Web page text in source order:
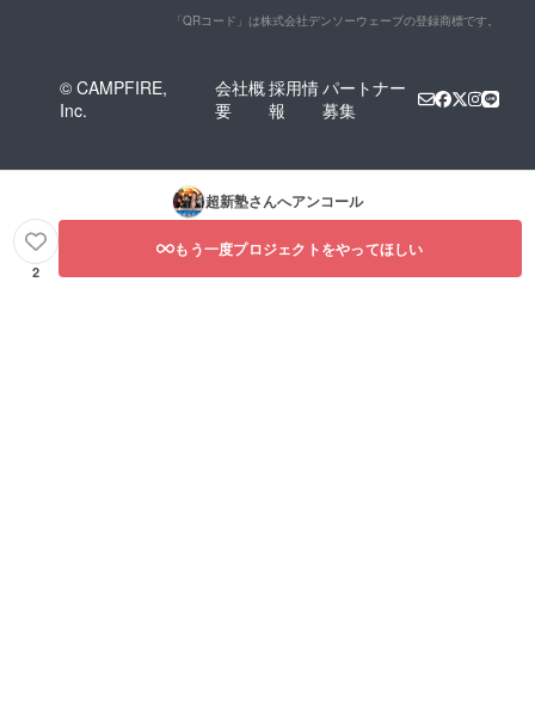
「QRコード」は株式会社デンソーウェーブの登録商標です。
© CAMPFIRE,
Inc.
会社概
要
採用情
報
パートナー
募集
超新塾さんへアンコール
2
もう一度プロジェクトをやってほしい